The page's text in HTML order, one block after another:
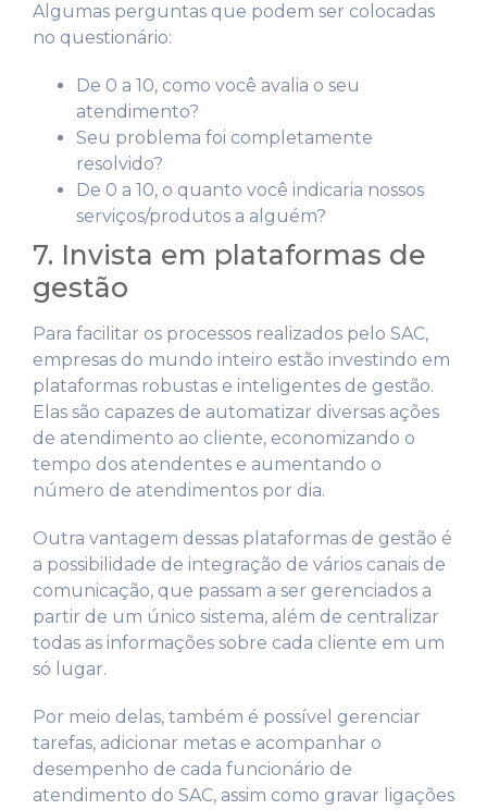
Algumas perguntas que podem ser colocadas
no questionário:
De 0 a 10, como você avalia o seu
atendimento?
Seu problema foi completamente
resolvido?
De 0 a 10, o quanto você indicaria nossos
serviços/produtos a alguém?
7. Invista em plataformas de
gestão
Para facilitar os processos realizados pelo SAC,
empresas do mundo inteiro estão investindo em
plataformas robustas e inteligentes de gestão.
Elas são capazes de automatizar diversas ações
de atendimento ao cliente, economizando o
tempo dos atendentes e aumentando o
número de atendimentos por dia.
Outra vantagem dessas plataformas de gestão é
a possibilidade de integração de vários canais de
comunicação, que passam a ser gerenciados a
partir de um único sistema, além de centralizar
todas as informações sobre cada cliente em um
só lugar.
Por meio delas, também é possível gerenciar
tarefas, adicionar metas e acompanhar o
desempenho de cada funcionário de
atendimento do SAC, assim como gravar ligações